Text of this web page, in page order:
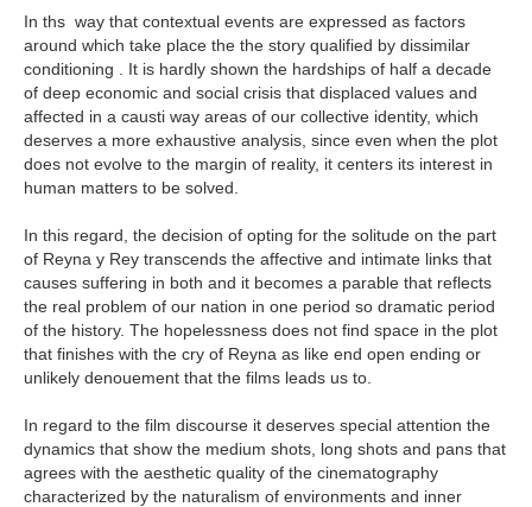
In ths way that contextual events are expressed as factors
around which take place the the story qualified by dissimilar
conditioning . It is hardly shown the hardships of half a decade
of deep economic and social crisis that displaced values and
affected in a causti way areas of our collective identity, which
deserves a more exhaustive analysis, since even when the plot
does not evolve to the margin of reality, it centers its interest in
human matters to be solved.
In this regard, the decision of opting for the solitude on the part
of Reyna y Rey transcends the affective and intimate links that
causes suffering in both and it becomes a parable that reflects
the real problem of our nation in one period so dramatic period
of the history. The hopelessness does not find space in the plot
that finishes with the cry of Reyna as like end open ending or
unlikely denouement that the films leads us to.
In regard to the film discourse it deserves special attention the
dynamics that show the medium shots, long shots and pans that
agrees with the aesthetic quality of the cinematography
characterized by the naturalism of environments and inner